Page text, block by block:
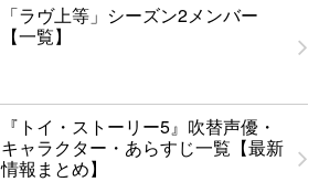
「ラヴ上等」シーズン2メンバー
【一覧】
『トイ・ストーリー5』吹替声優・
キャラクター・あらすじ一覧【最新
情報まとめ】